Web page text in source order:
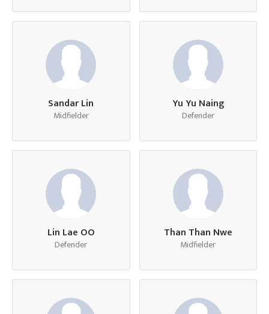
Sandar Lin
Midfielder
Yu Yu Naing
Defender
Lin Lae OO
Defender
Than Than Nwe
Midfielder